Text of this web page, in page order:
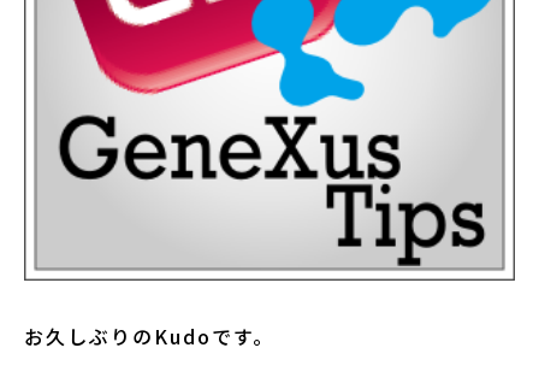
お久しぶりのKudoです。